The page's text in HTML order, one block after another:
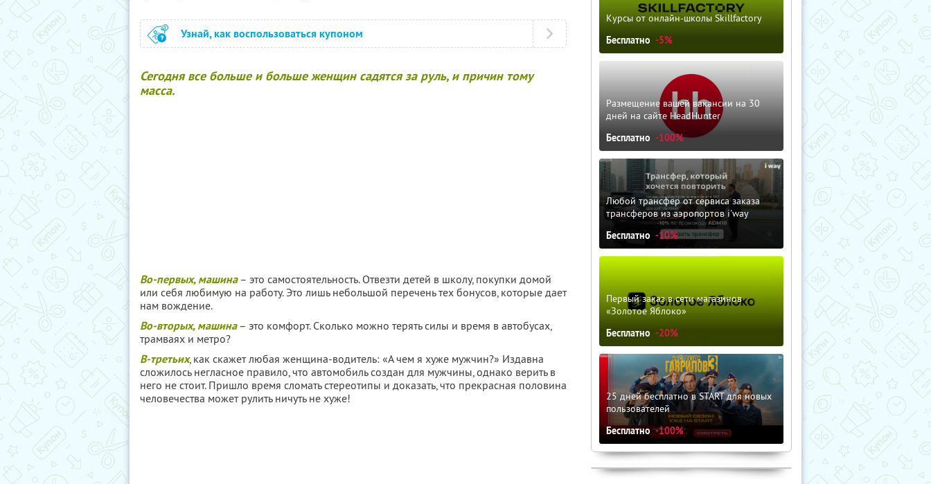
Узнай, как воспользоваться купоном
Сегодня все больше и больше женщин садятся за руль, и причин тому
масса.
Во-первых, машина– это самостоятельность. Отвезти детей в школу, покупки домой
или себя любимую на работу. Это лишь небольшой перечень тех бонусов, которые дает
нам вождение.
Во-вторых, машина– это комфорт. Сколько можно терять силы и время в автобусах,
трамваях и метро?
В-третьих, как скажет любая женщина-водитель: «А чем я хуже мужчин?» Издавна
сложилось негласное правило, что автомобиль создан для мужчины, однако верить в
него не стоит. Пришло время сломать стереотипы и доказать, что прекрасная половина
человечества может рулить ничуть не хуже!
Курсы от онлайн-школы Skillfactory
Бесплатно -5%
Размещение вашей вакансии на 30
дней на сайте HeadHunter
Бесплатно -100%
Любой трансфер от сервиса заказа
трансферов из аэропортов i'way
Бесплатно -10%
Первый заказ в сети магазинов
«Золотое Яблоко»
Бесплатно -20%
25 дней бесплатно в START для новых
пользователей
Бесплатно -100%